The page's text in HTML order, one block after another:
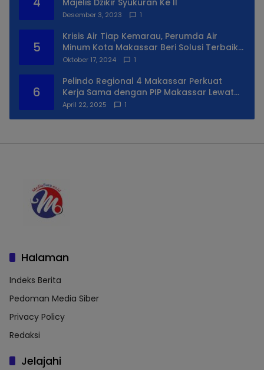
Desember 3, 2023 1
5
Krisis Air Tiap Kemarau, Perumda Air
Minum Kota Makassar Beri Solusi Terbaik
Untuk Daerah Utara Kota
Oktober 17, 2024 1
6
Pelindo Regional 4 Makassar Perkuat
Kerja Sama dengan PIP Makassar Lewat
Praktek Lapangan
April 22, 2025 1
Halaman
Indeks Berita
Pedoman Media Siber
Privacy Policy
Redaksi
Jelajahi